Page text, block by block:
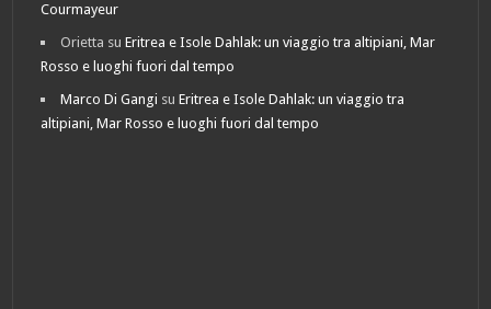
Courmayeur
Orietta suEritrea e Isole Dahlak: un viaggio tra altipiani, Mar
Rosso e luoghi fuori dal tempo
Marco Di Gangi suEritrea e Isole Dahlak: un viaggio tra
altipiani, Mar Rosso e luoghi fuori dal tempo